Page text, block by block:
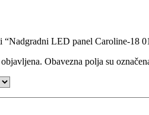
LED panel Caroline-18
objavljena. Obavezna polja su